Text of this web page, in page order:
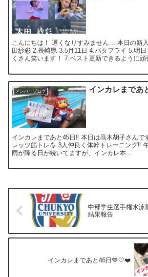
こんにちは！ 遅くなりすみません… 本日の新
田紗彩 2.長崎県 3.5月11日 4.バタフライ 5.明
くさん笑います！ 7.ベスト更新できるように頑
メンバーブログ インカレまであ
インカレまであと45日‼️ 本日は髙木胡子さんで
レッツ筋トレ💪 3人仲良く体幹トレーニング‼️
雨が降る日が続いてますが、インカレ本...
中部学生選手権水
結果報告
インカレまであと46日💙🤍❤️